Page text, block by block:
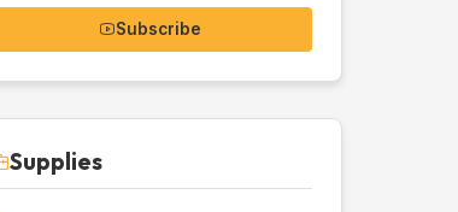
Subscribe
Supplies